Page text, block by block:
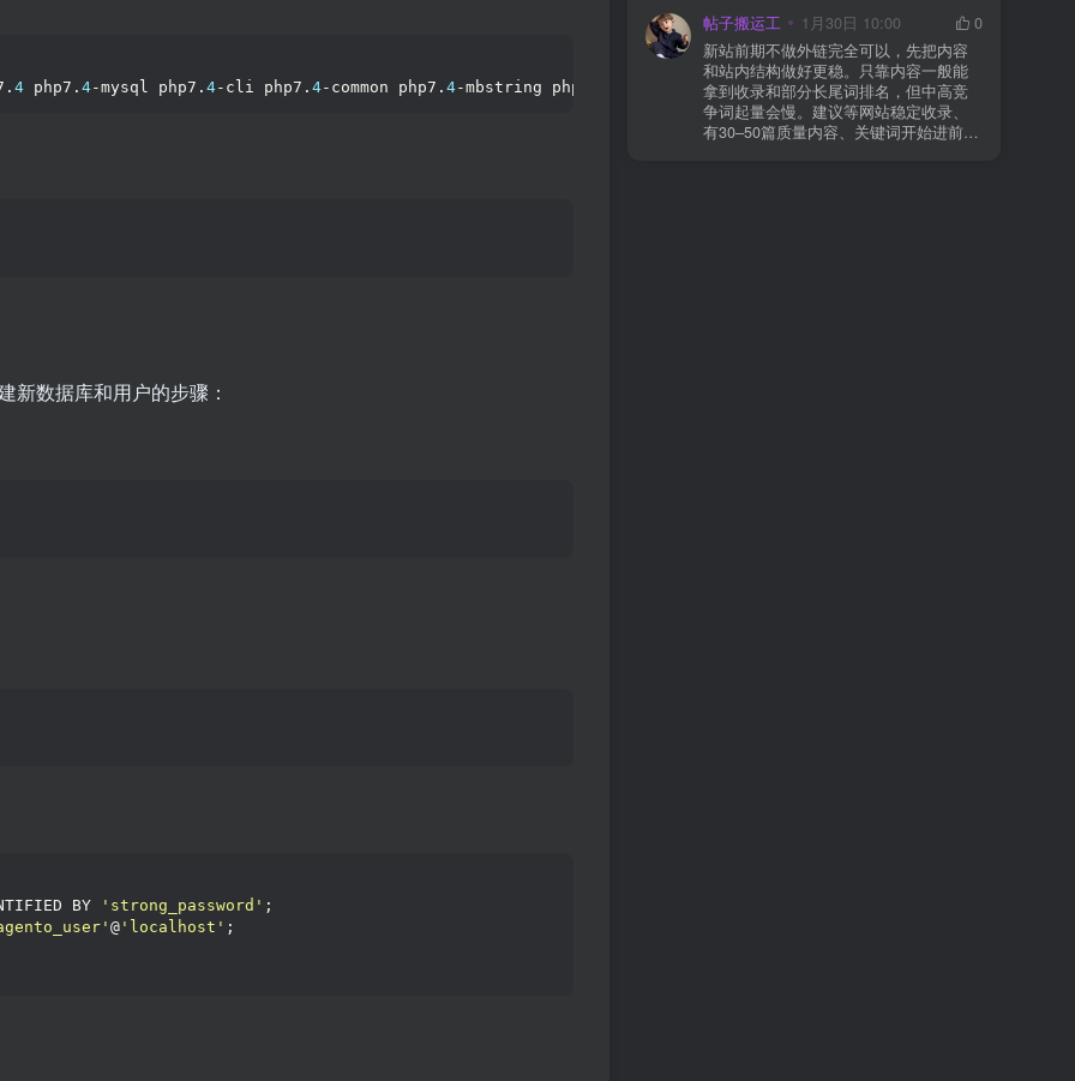
4 php7. 4-mysql php7. 4-cli php7. 4-common php7. 4-mbstring php7. 4-intl php7.4-xml php7.4-curl php7.
新数据库和用户的步骤：
BY 'strong_password' ;
@ 'localhost' ;
则
手。 2) 什么情况下“等”是没用的？ 以下
情况基本不会靠时间自动解决：页面几
乎没有内链（孤立页）、内容与站内已
有页面高度相似、canonical 指向了别的
URL、同一主题短时间发布太多相似文
章。 这种情况下，Google 已经抓取，但
判断“当前不值得进入索引”。 3) 最有效
帖子搬运工 1月30日 10:00
0
新站前期不做外链完全可以，先把内容
和站内结构做好更稳。只靠内容一般能
拿到收录和部分长尾词排名，但中高竞
争词起量会慢。建议等网站稳定收录、
有30–50篇质量内容、关键词开始进前